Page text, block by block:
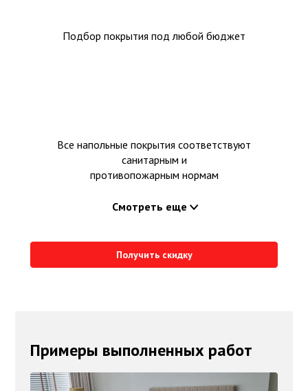
Подбор покрытия под любой бюджет
Все напольные покрытия соответствуют
санитарным и
противопожарным нормам
Смотреть еще
Получить скидку
Примеры выполненных работ